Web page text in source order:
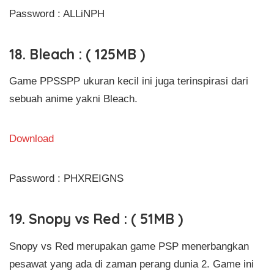
Password : ALLiNPH
18. Bleach : ( 125MB )
Game PPSSPP ukuran kecil ini juga terinspirasi dari
sebuah anime yakni Bleach.
Download
Password : PHXREIGNS
19. Snopy vs Red : ( 51MB )
Snopy vs Red merupakan game PSP menerbangkan
pesawat yang ada di zaman perang dunia 2. Game ini